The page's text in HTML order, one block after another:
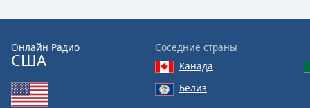
Text
Онлайн Радио
США
Соседние страны
Канада
Белиз